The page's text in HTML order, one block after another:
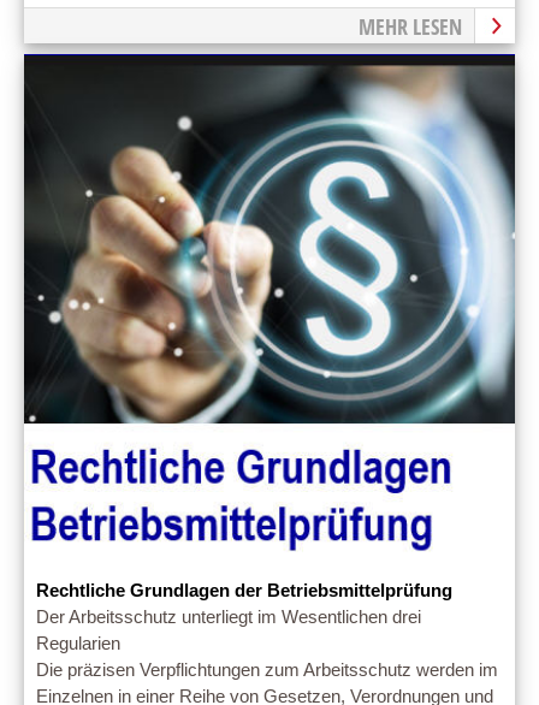
MEHR LESEN
Rechtliche Grundlagen der Betriebsmittelprüfung
Der Arbeitsschutz unterliegt im Wesentlichen drei
Regularien
Die präzisen Verpflichtungen zum Arbeitsschutz werden im
Einzelnen in einer Reihe von Gesetzen, Verordnungen und